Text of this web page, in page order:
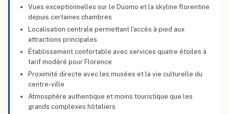
Vues exceptionnelles sur le Duomo et la skyline florentine
depuis certaines chambres
Localisation centrale permettant l'accès à pied aux
attractions principales
Établissement confortable avec services quatre étoiles à
tarif modéré pour Florence
Proximité directe avec les musées et la vie culturelle du
centre-ville
Atmosphère authentique et moins touristique que les
grands complexes hôteliers